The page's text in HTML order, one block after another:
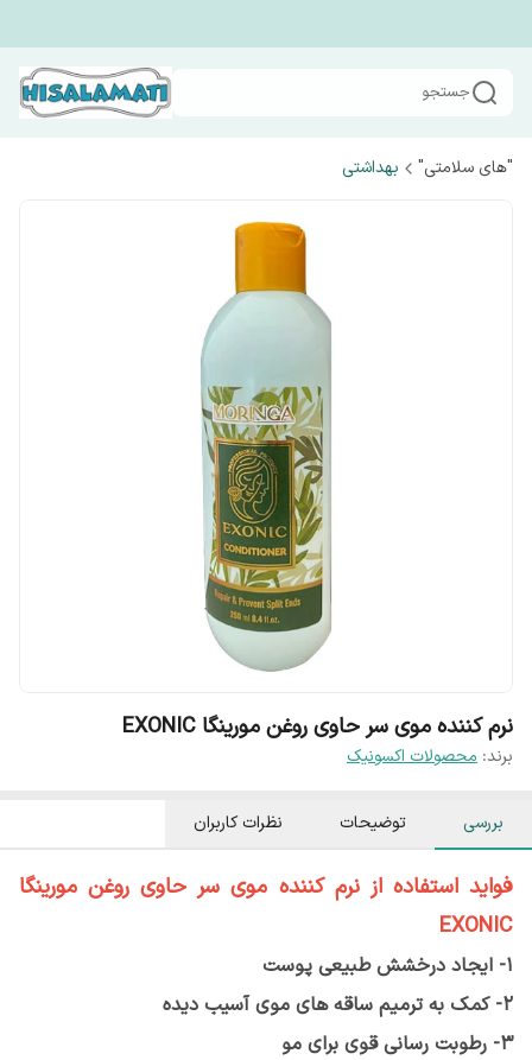
جستجو
"های سلامتی" بهداشتی
نرم کننده موی سر حاوی روغن مورینگا EXONIC
برند: محصولات اکسونیک
بررسی توضیحات نظرات کاربران
فوایداستفاده از نرم کننده موی سر حاوی روغن مورینگا
EXONIC
1- ایجاد درخشش طبیعی پوست
2- کمک به ترمیم ساقه های موی آسیب دیده
3- رطوبت رسانی قوی برای مو